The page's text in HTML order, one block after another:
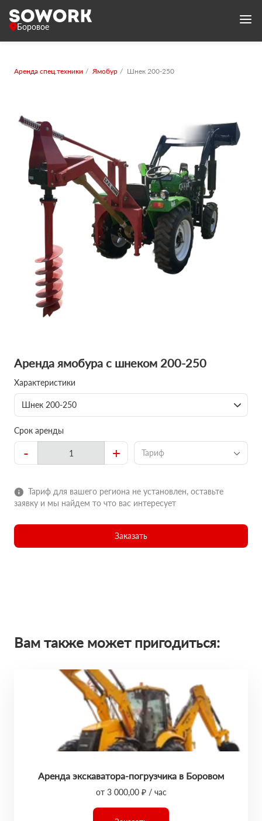
Боровое
Аренда спец.техники Ямобур Шнек 200-250
Аренда ямобура с шнеком 200-250
Характеристики
Шнек 200-250
Срок аренды
- + Тариф
Тариф для вашего региона не установлен, оставьте
заявку и мы найдем то что вас интересует
Заказать
Вам также может пригодиться:
Аренда экскаватора-погрузчика в Боровом
от 3 000,00 ₽ / час